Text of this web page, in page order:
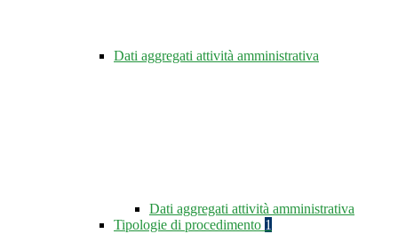
Dati aggregati attività amministrativa
Dati aggregati attività amministrativa
Tipologie di procedimento 1